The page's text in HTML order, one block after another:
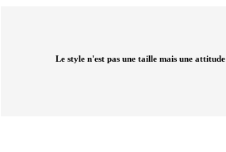
Le style n'est pas une taille mais une attitude